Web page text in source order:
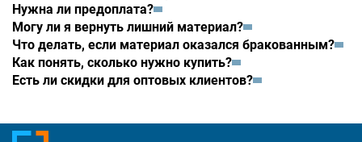
Нужна ли предоплата?
Могу ли я вернуть лишний материал?
Что делать, если материал оказался бракованным?
Как понять, сколько нужно купить?
Есть ли скидки для оптовых клиентов?